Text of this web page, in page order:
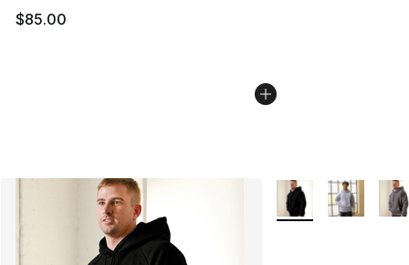
$85.00
Plus de couleurs